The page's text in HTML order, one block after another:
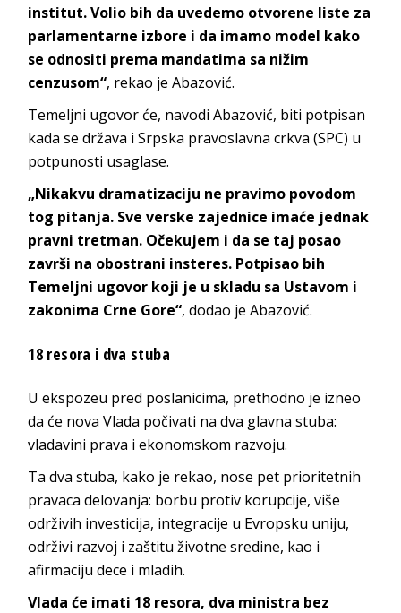
institut. Volio bih da uvedemo otvorene liste za
parlamentarne izbore i da imamo model kako
se odnositi prema mandatima sa nižim
cenzusom“, rekao je Abazović.
Temeljni ugovor će, navodi Abazović, biti potpisan
kada se država i Srpska pravoslavna crkva (SPC) u
potpunosti usaglase.
„Nikakvu dramatizaciju ne pravimo povodom
tog pitanja. Sve verske zajednice imaće jednak
pravni tretman. Očekujem i da se taj posao
završi na obostrani insteres. Potpisao bih
Temeljni ugovor koji je u skladu sa Ustavom i
zakonima Crne Gore“, dodao je Abazović.
18 resora i dva stuba
U ekspozeu pred poslanicima, prethodno je izneo
da će nova Vlada počivati na dva glavna stuba:
vladavini prava i ekonomskom razvoju.
Ta dva stuba, kako je rekao, nose pet prioritetnih
pravaca delovanja: borbu protiv korupcije, više
održivih investicija, integracije u Evropsku uniju,
održivi razvoj i zaštitu životne sredine, kao i
afirmaciju dece i mladih.
Vlada će imati 18 resora, dva ministra bez